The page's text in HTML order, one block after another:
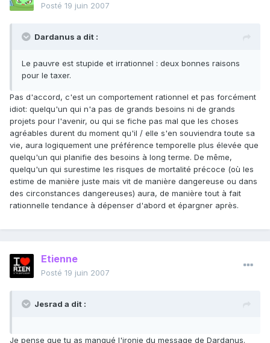
Posté 19 juin 2007
Dardanus a dit :
Le pauvre est stupide et irrationnel : deux bonnes raisons
pour le taxer.
Pas d'accord, c'est un comportement rationnel et pas forcément
idiot: quelqu'un qui n'a pas de grands besoins ni de grands
projets pour l'avenir, ou qui se fiche pas mal que les choses
agréables durent du moment qu'il / elle s'en souviendra toute sa
vie, aura logiquement une préférence temporelle plus élevée que
quelqu'un qui planifie des besoins à long terme. De même,
quelqu'un qui surestime les risques de mortalité précoce (où les
estime de manière juste mais vit de manière dangereuse ou dans
des circonstances dangereuses) aura, de manière tout à fait
rationnelle tendance à dépenser d'abord et épargner après.
Etienne
Posté 19 juin 2007
Jesrad a dit :
Je pense que tu as manqué l'ironie du message de Dardanus.